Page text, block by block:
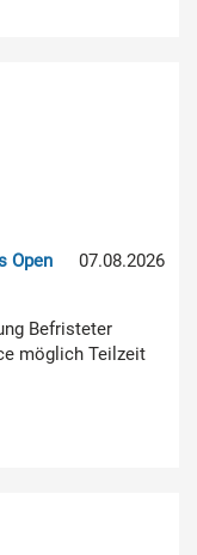
07.08.2026
Open
Befristeter
möglich Teilzeit